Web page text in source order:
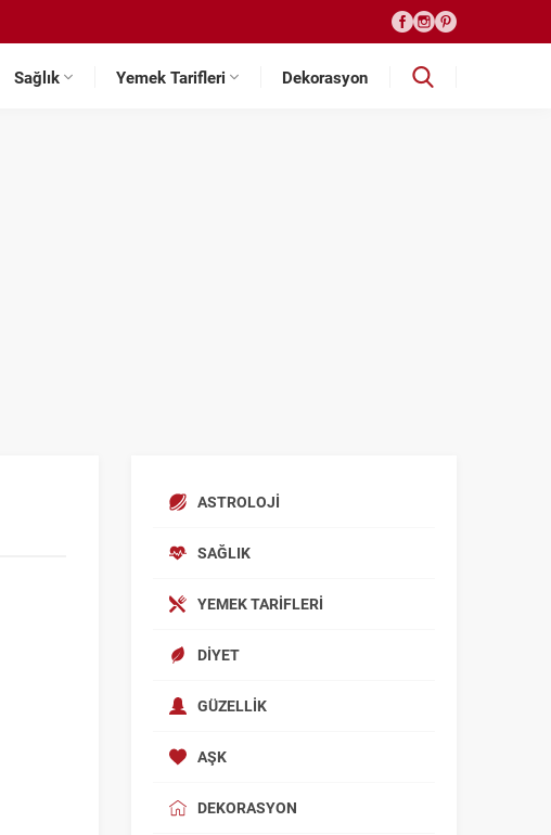
Sağlık Yemek Tarifleri Dekorasyon
ASTROLOJI
SAĞLIK
YEMEK TARIFLERI
DIYET
GÜZELLIK
AŞK
DEKORASYON